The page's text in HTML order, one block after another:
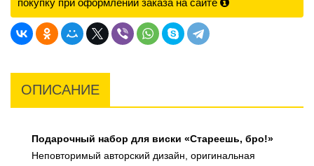
покупку при оформлении заказа на сайте
ОПИСАНИЕ
Подарочный набор для виски «Стареешь, бро!»
Неповторимый авторский дизайн, оригинальная